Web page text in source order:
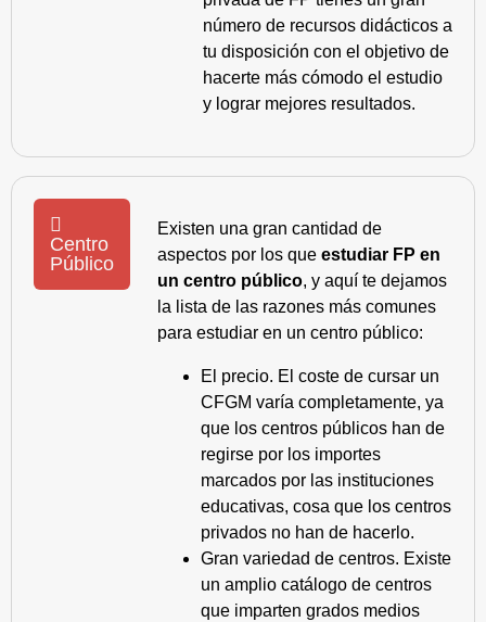
número de recursos didácticos a
tu disposición con el objetivo de
hacerte más cómodo el estudio
y lograr mejores resultados.
Centro
Público
Existen una gran cantidad de
aspectos por los que estudiar FP en
un centro público, y aquí te dejamos
la lista de las razones más comunes
para estudiar en un centro público:
El precio. El coste de cursar un
CFGM varía completamente, ya
que los centros públicos han de
regirse por los importes
marcados por las instituciones
educativas, cosa que los centros
privados no han de hacerlo.
Gran variedad de centros. Existe
un amplio catálogo de centros
que imparten grados medios